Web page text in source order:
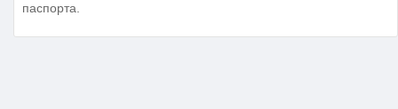
паспорта.